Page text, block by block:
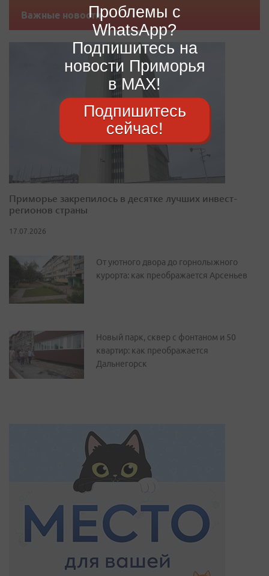
Важные новости
Приморье закрепилось в десятке лучших инвест-
регионов страны
17.07.2026
От уютного двора до горнолыжного
курорта: как преображается Арсеньев
Новый парк, сквер с фонтаном и 50
квартир: как преображается
Дальнегорск
Проблемы с
WhatsApp?
Подпишитесь на
новости Приморья
в MAX!
Подпишитесь
сейчас!